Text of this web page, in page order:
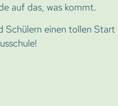
auf das, was kommt.
Schülern einen tollen Start